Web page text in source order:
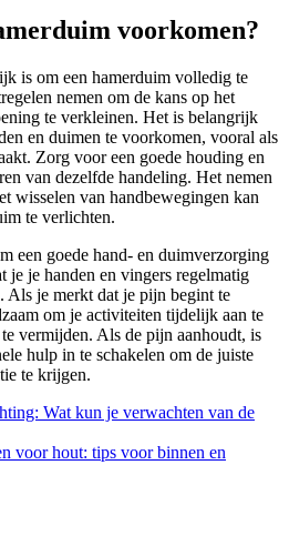
voorkomen?
is om een hamerduim volledig te
nemen om de kans op het
te verkleinen. Het is belangrijk
en duimen te voorkomen, vooral als
Zorg voor een goede houding en
van dezelfde handeling. Het nemen
wisselen van handbewegingen kan
te verlichten.
een goede hand- en duimverzorging
je je handen en vingers regelmatig
Als je merkt dat je pijn begint te
om je activiteiten tijdelijk aan te
vermijden. Als de pijn aanhoudt, is
hulp in te schakelen om de juiste
te krijgen.
Wat kun je verwachten van de
voor hout: tips voor binnen en